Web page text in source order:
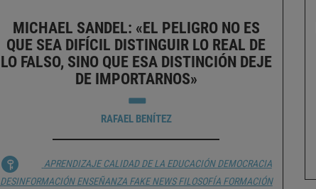
MICHAEL SANDEL: «EL PELIGRO NO ES
QUE SEA DIFÍCIL DISTINGUIR LO REAL DE
LO FALSO, SINO QUE ESA DISTINCIÓN DEJE
DE IMPORTARNOS»
RAFAEL BENÍTEZ
APRENDIZAJE CALIDAD DE LA EDUCACIÓN DEMOCRACIA
DESINFORMACIÓN ENSEÑANZA FAKE NEWS FILOSOFÍA FORMACIÓN